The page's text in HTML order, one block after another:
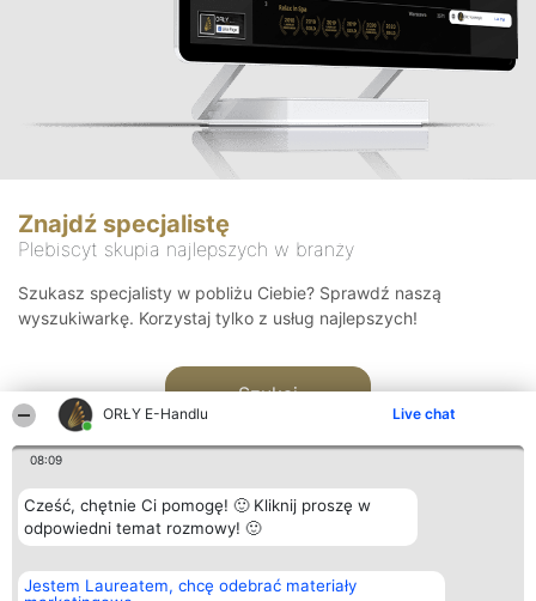
ORŁY E-Handlu Live chat
08:09
Cześć, chętnie Ci pomogę! 🙂 Kliknij proszę w
odpowiedni temat rozmowy! 🙂
Jestem Laureatem, chcę odebrać materiały
Znajdź specjalistę
Plebiscyt skupia najlepszych w branży
Szukasz specjalisty w pobliżu Ciebie? Sprawdź naszą
wyszukiwarkę. Korzystaj tylko z usług najlepszych!
Szukaj
Organizator plebiscytu
Bright Side Solutions sp. z o.
Plebiscyt
Laureaci
Kontakt
Kontakt